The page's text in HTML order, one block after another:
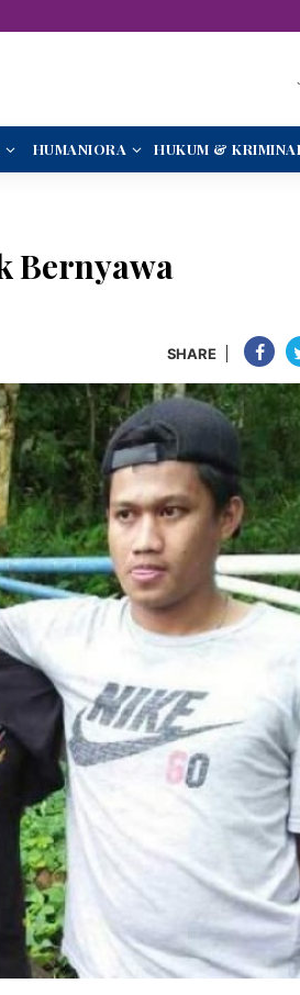
HUMANIORA HUKUM &
Bernyawa
SHARE